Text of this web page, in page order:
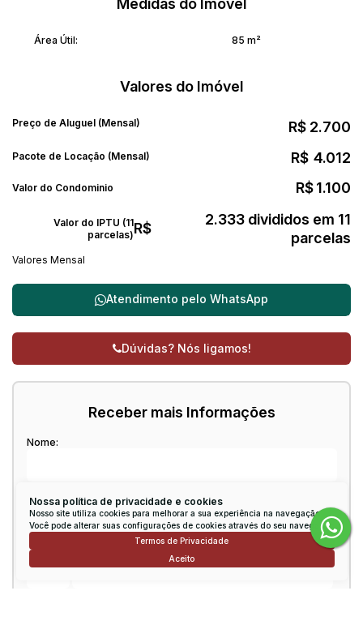
Nossa política de privacidade e cookies
Nosso site utiliza cookies para melhorar a sua experiência na navegação.
Você pode alterar suas configurações de cookies através do seu navegador.
Termos de Privacidade
Aceito
Área Útil: 85 m²
Valores do Imóvel
R$ 2.700
Preço de Aluguel (Mensal)
Valores Mensal
Valor do IPTU (11
parcelas)R$
2.333 divididos em 11
parcelas
Valor do Condominio R$1.100
R$ 4.012
Pacote de Locação (Mensal)
Atendimento pelo WhatsApp
Dúvidas? Nós ligamos!
Receber mais Informações
Nome:
Email:
Telefone: